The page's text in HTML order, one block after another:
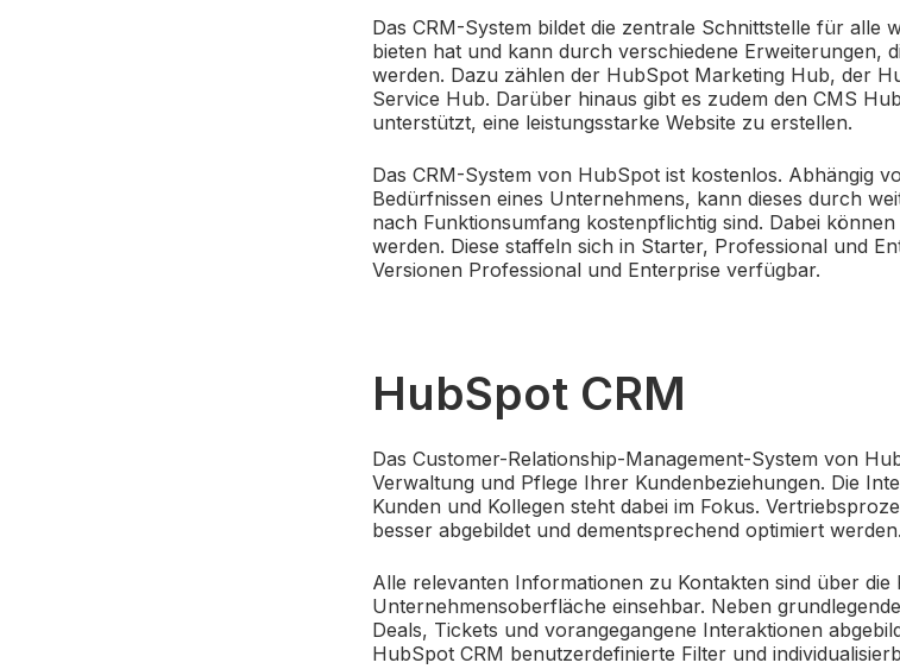
Das CRM-System bildet die zentrale Schnittstelle für alle
bieten hat und kann durch verschiedene Erweiterungen,
werden. Dazu zählen der HubSpot Marketing Hub, der
Service Hub. Darüber hinaus gibt es zudem den CMS
unterstützt, eine leistungsstarke Website zu erstellen.
Das CRM-System von HubSpot ist kostenlos. Abhängig
Bedürfnissen eines Unternehmens, kann dieses durch
nach Funktionsumfang kostenpflichtig sind. Dabei
werden. Diese staffeln sich in Starter, Professional und
Versionen Professional und Enterprise verfügbar.
HubSpot CRM
Das Customer-Relationship-Management-System von
Verwaltung und Pflege Ihrer Kundenbeziehungen. Die
Kunden und Kollegen steht dabei im Fokus.
besser abgebildet und dementsprechend optimiert werden.
Alle relevanten Informationen zu Kontakten sind über die
Unternehmensoberfläche einsehbar. Neben
Deals, Tickets und vorangegangene Interaktionen
HubSpot CRM benutzerdefinierte Filter und